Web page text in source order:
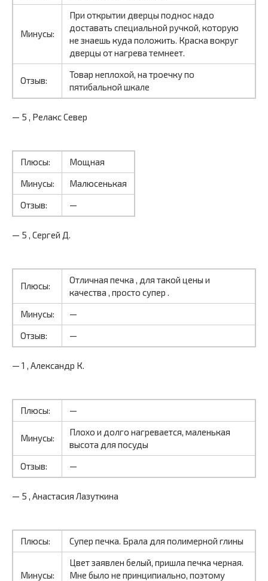
Минусы:
При открытии дверцы поднос надо
доставать специальной ручкой, которую
не знаешь куда положить. Краска вокруг
дверцы от нагрева темнеет.
Отзыв:
Товар неплохой, на троечку по
пятибальной шкале
— 5 , Релакс Север
Плюсы:
Мощная
Минусы:
Малюсенькая
Отзыв:
—
— 5 , Сергей Д.
Плюсы:
Отличная печка , для такой цены и
качества , просто супер .
Минусы:
—
Отзыв:
—
— 1 , Александр К.
Плюсы: —
Минусы:
Плохо и долго нагревается, маленькая
высота для посуды
Отзыв:
—
— 5 , Анастасия Лазуткина
Плюсы: Супер печка. Брала для полимерной глины
Минусы:
Цвет заявлен белый, пришла печка черная.
Мне было не принципиально, поэтому